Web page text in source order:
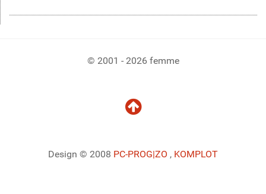
© 2001 - 2026 femme
Design © 2008 PC-PROG|ZO , KOMPLOT